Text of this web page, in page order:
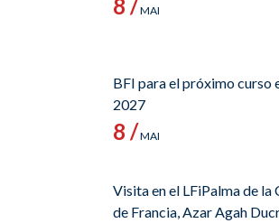
8 /MAI
BFI para el próximo curso
2027
8 /MAI
Visita en el LFiPalma de la
de Francia, Azar Agah